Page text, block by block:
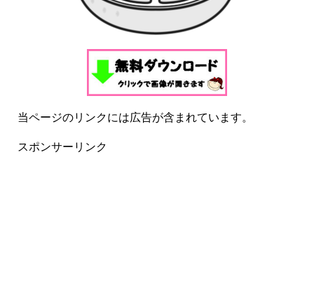
当ページのリンクには広告が含まれています。
スポンサーリンク